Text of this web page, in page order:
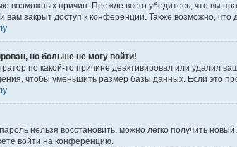
возможных причин. Прежде всего убедитесь, что вы
вам закрыт доступ к конференции. Также возможно,
но больше не могу войти!
по какой-то причине деактивировал или удалил
чтобы уменьшить размер базы данных. Если это
нельзя восстановить, можно легко получить
войти на конференцию.